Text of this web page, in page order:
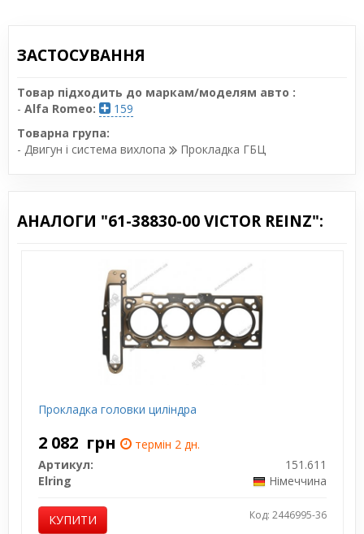
ЗАСТОСУВАННЯ
Товар підходить до маркам/моделям авто :
- Alfa Romeo:
159
Товарна група:
- Двигун і система вихлопа
Прокладка ГБЦ
АНАЛОГИ "61-38830-00 VICTOR REINZ":
Прокладка головки циліндра
2 082 грн
термін 2 дн.
Артикул:
151.611
Elring
Німеччина
КУПИТИ Код: 2446995-36